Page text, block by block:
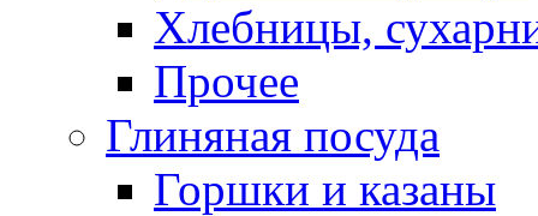
Хлебницы,
Прочее
Глиняная посуда
Горшки и казаны